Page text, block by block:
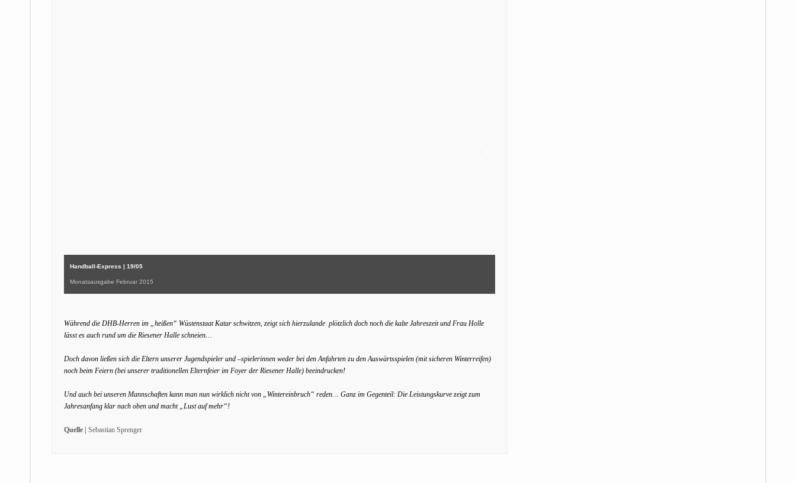
Handball-Express | 19/05
Monatsausgabe Februar 2015
Während die DHB-Herren im „heißen“ Wüstenstaat Katar schwitzen, zeigt sich hierzulande plötzlich doch noch die kalte Jahreszeit und Frau Holle
lässt es auch rund um die Riesener Halle schneien…
Doch davon ließen sich die Eltern unserer Jugendspieler und –spielerinnen weder bei den Anfahrten zu den Auswärtsspielen (mit sicheren Winterreifen)
noch beim Feiern (bei unserer traditionellen Elternfeier im Foyer der Riesener Halle) beeindrucken!
Und auch bei unseren Mannschaften kann man nun wirklich nicht von „Wintereinbruch“ reden… Ganz im Gegenteil: Die Leistungskurve zeigt zum
Jahresanfang klar nach oben und macht „Lust auf mehr“!
Quelle | Sebastian Sprenger